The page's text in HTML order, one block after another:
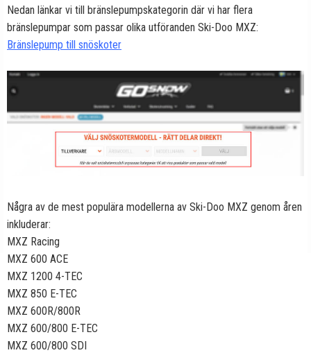
Nedan länkar vi till bränslepumpskategorin där vi har flera
bränslepumpar som passar olika utföranden Ski-Doo MXZ:
Bränslepump till snöskoter
Några av de mest populära modellerna av Ski-Doo MXZ genom åren
inkluderar:
MXZ Racing
MXZ 600 ACE
MXZ 1200 4-TEC
MXZ 850 E-TEC
MXZ 600R/800R
MXZ 600/800 E-TEC
MXZ 600/800 SDI